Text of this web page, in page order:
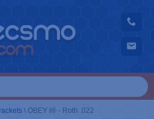
\ OBEY I® - Roth .022